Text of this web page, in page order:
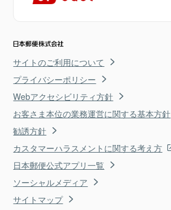
サイトのご利用について
プライバシーポリシー
Webアクセシビリティ方針
お客さま本位の業務運営に関する基本方針
勧誘方針
カスタマーハラスメントに関する考え方
日本郵便公式アプリ一覧
ソーシャルメディア
サイトマップ